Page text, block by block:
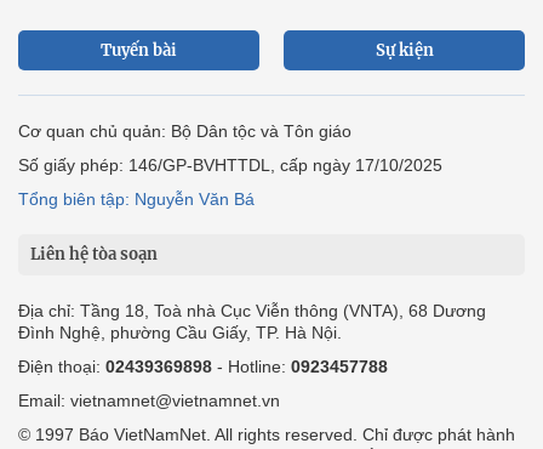
Tuyến bài Sự kiện
Cơ quan chủ quản: Bộ Dân tộc và Tôn giáo
Số giấy phép: 146/GP-BVHTTDL, cấp ngày 17/10/2025
Tổng biên tập: Nguyễn Văn Bá
Liên hệ tòa soạn
Địa chỉ: Tầng 18, Toà nhà Cục Viễn thông (VNTA), 68 Dương
Đình Nghệ, phường Cầu Giấy, TP. Hà Nội.
Điện thoại: 02439369898 - Hotline: 0923457788
Email: vietnamnet@vietnamnet.vn
© 1997 Báo VietNamNet. All rights reserved. Chỉ được phát hành